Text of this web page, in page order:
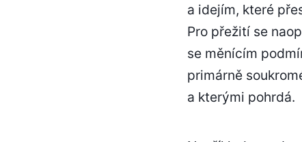
a idejím, které
Pro přežití se
se měnícím
primárně
a kterými pohrdá.